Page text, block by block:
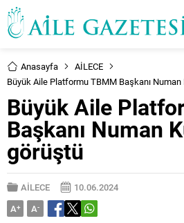
Anasayfa
AİLECE
Büyük Aile Platformu TBMM Başkanı
Büyük Aile
Başkanı Numan
görüştü
AİLECE
10.06.2024
A+ A-